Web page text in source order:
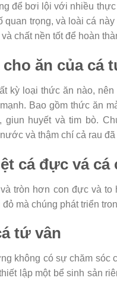
để bơi lội với nhiều
quan trọng, và loài cá
chất nền tốt để hoàn
cho ăn của cá
kỳ loại thức ăn nào,
Bao gồm thức ăn
giun huyết và tim bò.
và thậm chí cả rau đã
cá đực vá cá
tròn hơn con đực và
mà chúng phát triển
tứ vân
không có sự chăm sóc
lập một bể sinh sản